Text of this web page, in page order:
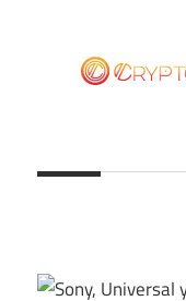
contenido